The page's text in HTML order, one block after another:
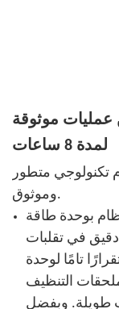
عمليات موثوقة
لمدة 8 ساعات
تكنولوجي متطور
وموثوق.
بوحدة طاقة
تحكم دقيق في تقلبات
استقرارًا تامًا لوحدة
التنظيف
طويلة. وبفضل